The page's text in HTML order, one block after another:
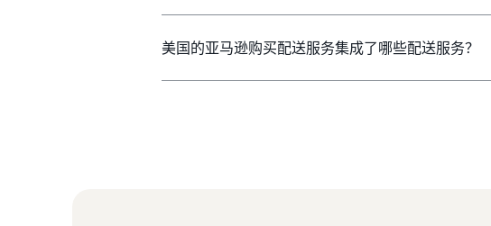
美国的亚马逊购买配送服务集成了哪些配送服务？